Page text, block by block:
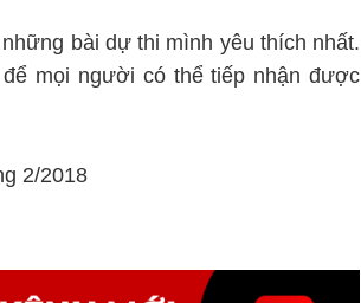
bài dự thi mình yêu thích nhất.
mọi người có thể tiếp nhận được
2/2018